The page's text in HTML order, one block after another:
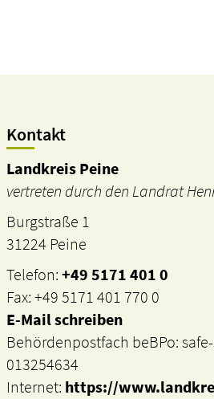
Kontakt
Landkreis Peine
vertreten durch den Landrat
Burgstraße 1
31224 Peine
Telefon:+49 5171 401 0
Fax: +49 5171 401 770 0
E-Mail schreiben
Behördenpostfach beBPo:
013254634
Internet: https://